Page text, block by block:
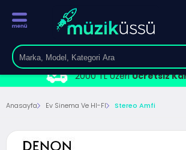
2000 TL ÜzeriÜcretsiz
Anasayfa Ev Sinema Ve HI-FI Stereo Amfi